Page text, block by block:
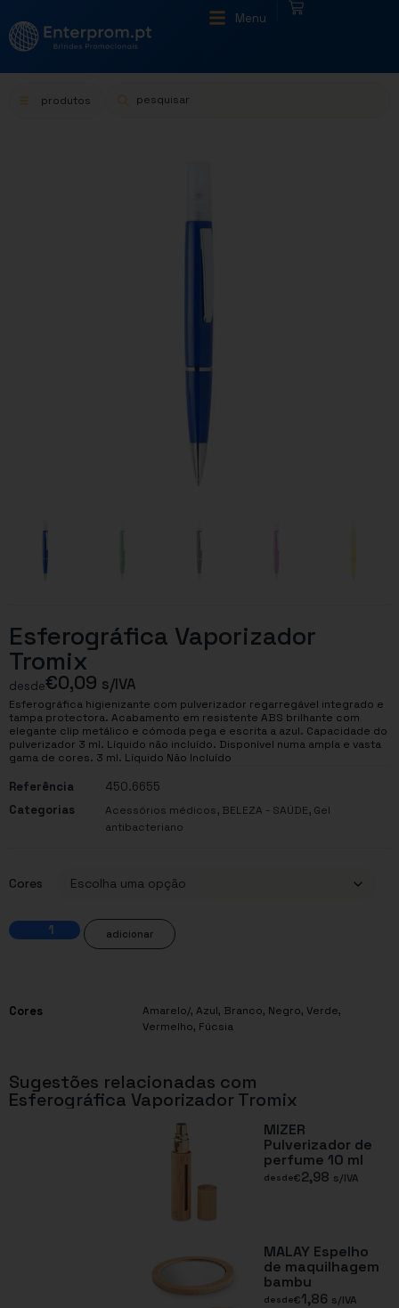
Menu
produtos
Esferográfica Vaporizador
Tromix
desde€0,09 s/IVA
Esferográfica higienizante com pulverizador regarregável integrado e
tampa protectora. Acabamento em resistente ABS brilhante com
elegante clip metálico e cómoda pega e escrita a azul. Capacidade do
pulverizador 3 ml. Líquido não incluído. Disponível numa ampla e vasta
gama de cores. 3 ml. Líquido Não Incluído
Referência
450.6655
Categorias
Acessórios médicos, BELEZA - SAÚDE, Gel
antibacteriano
Cores
adicionar
Cores Amarelo/, Azul, Branco, Negro, Verde,
Vermelho, Fúcsia
Sugestões relacionadas com
Esferográfica Vaporizador Tromix
MIZER
Pulverizador de
perfume 10 ml
desde€2,98 s/IVA
MALAY Espelho
de maquilhagem
bambu
desde€1,86 s/IVA